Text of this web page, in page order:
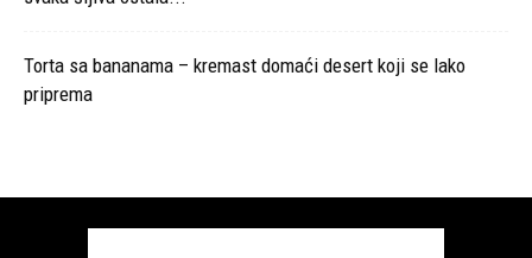
Torta sa bananama – kremast domaći desert koji se lako
priprema